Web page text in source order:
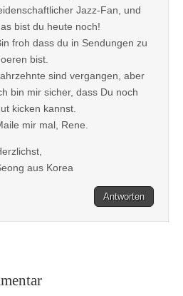
Jazz-Fan, und
bist du heute noch!
froh dass du in Sendungen zu
bist.
sind vergangen, aber
bin mir sicher, dass Du noch
kicken kannst.
mir mal, Rene.
aus Korea
Antworten